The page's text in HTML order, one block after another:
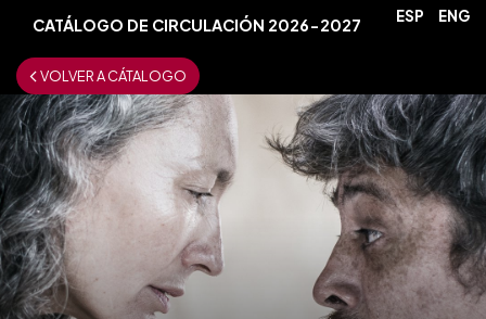
CATÁLOGO DE CIRCULACIÓN 2026-2027
VOLVER A CÁTALOGO
ESP ENG